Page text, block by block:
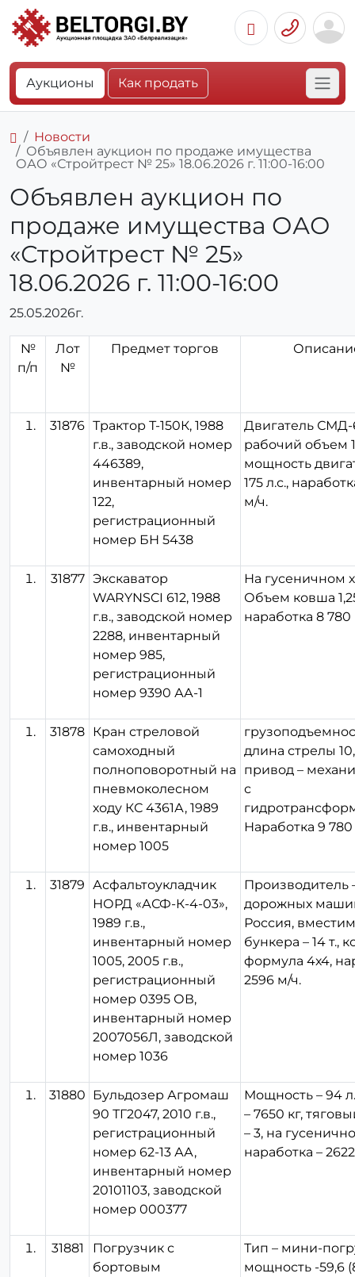
Аукционы Как продать
Новости
Объявлен аукцион по продаже имущества
ОАО «Стройтрест № 25» 18.06.2026 г. 11:00-16:00
Объявлен аукцион по
продаже имущества ОАО
«Стройтрест № 25»
18.06.2026 г. 11:00-16:00
25.05.2026г.
№
п/п
Лот
№
Предмет торгов
31876 Трактор Т-150К, 1988
г.в., заводской номер
446389,
инвентарный номер
122,
регистрационный
номер БН 5438
Двигатель СМД-
рабочий объем
мощность
175 л.с.,
м/ч.
31877 Экскаватор
WARYNSCI 612, 1988
г.в., заводской номер
2288, инвентарный
номер 985,
регистрационный
номер 9390 АА-1
На гусеничном
Объем ковша
наработка 8 780
31878 Кран стреловой
самоходный
полноповоротный на
пневмоколесном
ходу КС 4361А, 1989
г.в., инвентарный
номер 1005
длина стрелы
привод –
с
Наработка 9
31879 Асфальтоукладчик
НОРД «АСФ-К-4-03»,
1989 г.в.,
инвентарный номер
1005, 2005 г.в.,
регистрационный
номер 0395 ОВ,
инвентарный номер
2007056Л, заводской
номер 1036
Производитель
дорожных
Россия,
бункера – 14 т.,
формула 4х4,
2596 м/ч.
31880 Бульдозер Агромаш
90 ТГ2047, 2010 г.в.,
регистрационный
номер 62-13 АА,
инвентарный номер
20101103, заводской
номер 000377
Мощность – 94
– 7650 кг,
– 3, на
наработка –
31881
Погрузчик с
бортовым
Тип – мини-
мощность -59,6